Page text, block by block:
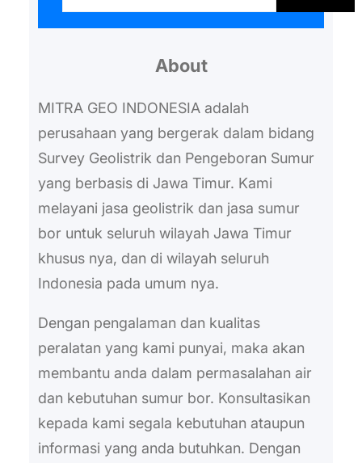
menggunakan jasa pembuatan
pihak penyedia jasa, sudah
profesional di bidangnya.…
About
MITRA GEO INDONESIA adalah
perusahaan yang bergerak dalam bidang
Survey Geolistrik dan Pengeboran Sumur
yang berbasis di Jawa Timur. Kami
melayani jasa geolistrik dan jasa sumur
bor untuk seluruh wilayah Jawa Timur
khusus nya, dan di wilayah seluruh
Indonesia pada umum nya.
Dengan pengalaman dan kualitas
peralatan yang kami punyai, maka akan
membantu anda dalam permasalahan air
dan kebutuhan sumur bor. Konsultasikan
kepada kami segala kebutuhan ataupun
informasi yang anda butuhkan. Dengan